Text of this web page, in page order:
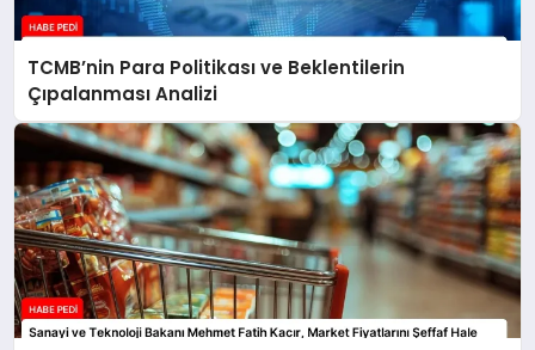
TCMB’nin Para Politikası ve Beklentilerin
Çıpalanması Analizi